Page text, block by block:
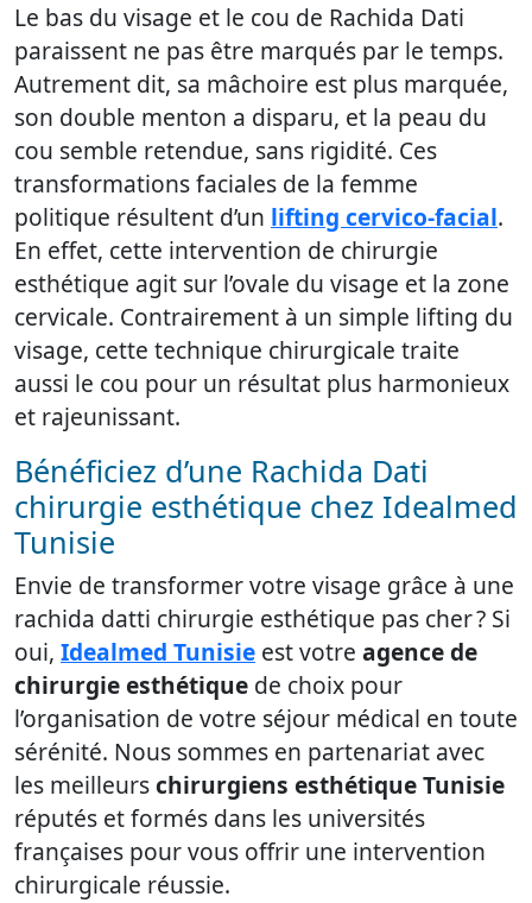
Le bas du visage et le cou de Rachida Dati
paraissent ne pas être marqués par le temps.
Autrement dit, sa mâchoire est plus marquée,
son double menton a disparu, et la peau du
cou semble retendue, sans rigidité. Ces
transformations faciales de la femme
politique résultent d’un lifting cervico-facial.
En effet, cette intervention de chirurgie
esthétique agit sur l’ovale du visage et la zone
cervicale. Contrairement à un simple lifting du
visage, cette technique chirurgicale traite
aussi le cou pour un résultat plus harmonieux
et rajeunissant.
Bénéficiez d’une Rachida Dati
chirurgie esthétique chez Idealmed
Tunisie
Envie de transformer votre visage grâce à une
rachida datti chirurgie esthétique pas cher ? Si
oui, Idealmed Tunisie est votre agence de
chirurgie esthétique de choix pour
l’organisation de votre séjour médical en toute
sérénité. Nous sommes en partenariat avec
les meilleurschirurgiens esthétique Tunisie
réputés et formés dans les universités
françaises pour vous offrir une intervention
chirurgicale réussie.